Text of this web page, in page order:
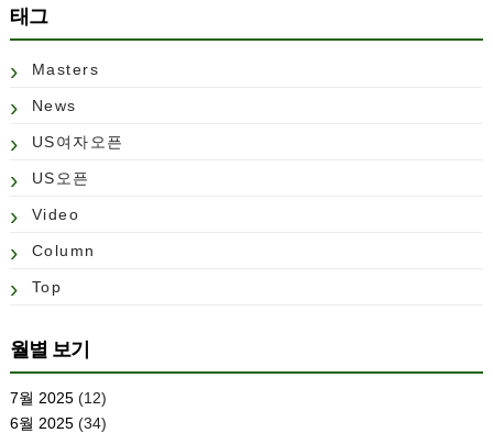
태그
Masters
News
US여자오픈
US오픈
Video
Column
Top
월별 보기
7월 2025(12)
6월 2025(34)